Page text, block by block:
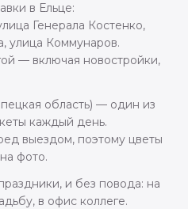
в Ельце:
Генерала Костенко,
улица Коммунаров.
— включая новостройки,
область) — один из
каждый день.
выездом, поэтому цветы
фото.
и без повода: на
в офис коллеге.